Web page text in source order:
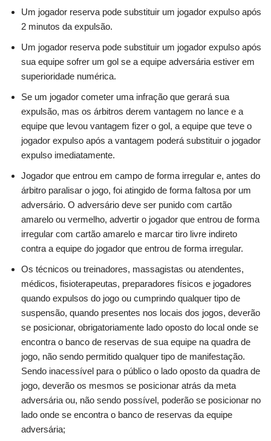
Um jogador reserva pode substituir um jogador expulso após
2 minutos da expulsão.
Um jogador reserva pode substituir um jogador expulso após
sua equipe sofrer um gol se a equipe adversária estiver em
superioridade numérica.
Se um jogador cometer uma infração que gerará sua
expulsão, mas os árbitros derem vantagem no lance e a
equipe que levou vantagem fizer o gol, a equipe que teve o
jogador expulso após a vantagem poderá substituir o jogador
expulso imediatamente.
Jogador que entrou em campo de forma irregular e, antes do
árbitro paralisar o jogo, foi atingido de forma faltosa por um
adversário. O adversário deve ser punido com cartão
amarelo ou vermelho, advertir o jogador que entrou de forma
irregular com cartão amarelo e marcar tiro livre indireto
contra a equipe do jogador que entrou de forma irregular.
Os técnicos ou treinadores, massagistas ou atendentes,
médicos, fisioterapeutas, preparadores físicos e jogadores
quando expulsos do jogo ou cumprindo qualquer tipo de
suspensão, quando presentes nos locais dos jogos, deverão
se posicionar, obrigatoriamente lado oposto do local onde se
encontra o banco de reservas de sua equipe na quadra de
jogo, não sendo permitido qualquer tipo de manifestação.
Sendo inacessível para o público o lado oposto da quadra de
jogo, deverão os mesmos se posicionar atrás da meta
adversária ou, não sendo possível, poderão se posicionar no
lado onde se encontra o banco de reservas da equipe
adversária;